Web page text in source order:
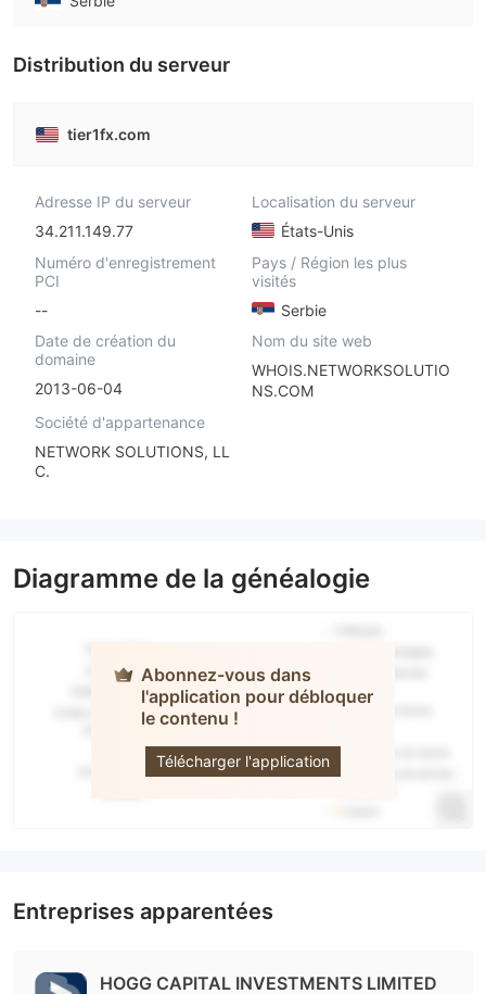
Distribution du serveur
tier1fx.com
Adresse IP du serveur
34.211.149.77
Localisation du serveur
États-Unis
Numéro d'enregistrement
PCI
--
Pays / Région les plus
visités
Serbie
Date de création du
domaine
2013-06-04
Nom du site web
WHOIS.NETWORKSOLUTIO
NS.COM
Société d'appartenance
NETWORK SOLUTIONS, LL
C.
Diagramme de la généalogie
Abonnez-vous dans
l'application pour débloquer
le contenu !
Télécharger l'application
tier1fx
Entreprises apparentées
HOGG CAPITAL INVESTMENTS LIMITED